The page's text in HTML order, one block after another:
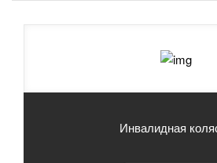
Инвалидная